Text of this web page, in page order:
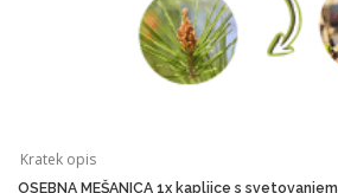
Kratek opis
OSEBNA MEŠANICA 1x kapljice s svetovanjem